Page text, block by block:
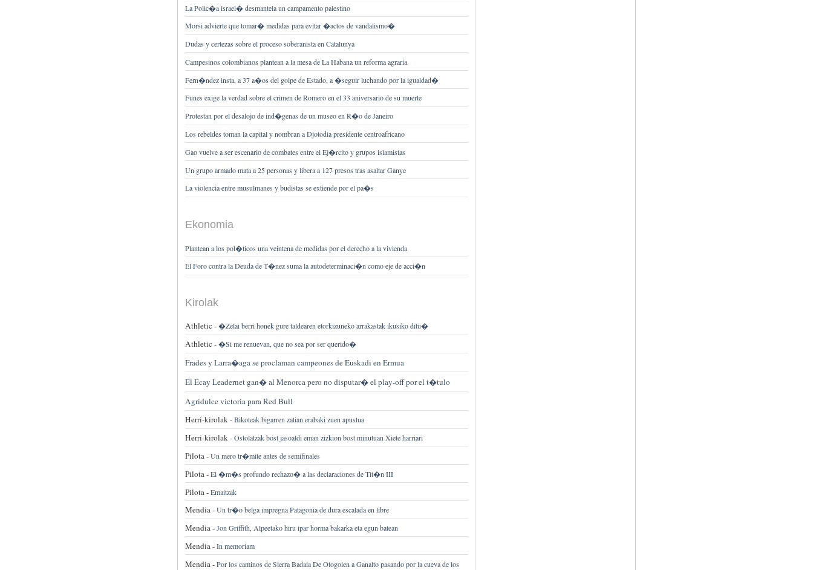
La Polic�a israel� desmantela un campamento palestino
Morsi advierte que tomar� medidas para evitar �actos de vandalismo�
Dudas y certezas sobre el proceso soberanista en Catalunya
Campesinos colombianos plantean a la mesa de La Habana un reforma agraria
Fern�ndez insta, a 37 a�os del golpe de Estado, a �seguir luchando por la igualdad�
Funes exige la verdad sobre el crimen de Romero en el 33 aniversario de su muerte
Protestan por el desalojo de ind�genas de un museo en R�o de Janeiro
Los rebeldes toman la capital y nombran a Djotodia presidente centroafricano
Gao vuelve a ser escenario de combates entre el Ej�rcito y grupos islamistas
Un grupo armado mata a 25 personas y libera a 127 presos tras asaltar Ganye
La violencia entre musulmanes y budistas se extiende por el pa�s
Ekonomia
Plantean a los pol�ticos una veintena de medidas por el derecho a la vivienda
El Foro contra la Deuda de T�nez suma la autodeterminaci�n como eje de acci�n
Kirolak
Athletic -�Zelai berri honek gure taldearen etorkizuneko arrakastak ikusiko ditu�
Athletic -�Si me renuevan, que no sea por ser querido�
Frades y Larra�aga se proclaman campeones de Euskadi en Ermua
El Ecay Leadernet gan� al Menorca pero no disputar� el play-off por el t�tulo
Agridulce victoria para Red Bull
Herri-kirolak -Bikoteak bigarren zatian erabaki zuen apustua
Herri-kirolak -Ostolatzak bost jasoaldi eman zizkion bost minutuan Xiete harriari
Pilota -Un mero tr�mite antes de semifinales
Pilota -El �m�s profundo rechazo� a las declaraciones de Tit�n III
Pilota -Emaitzak
Mendia -Un tr�o belga impregna Patagonia de dura escalada en libre
Mendia -Jon Griffith, Alpeetako hiru ipar horma bakarka eta egun batean
Mendia -In memoriam
Mendia -Por los caminos de Sierra Badaia De Otogoien a Ganalto pasando por la cueva de los